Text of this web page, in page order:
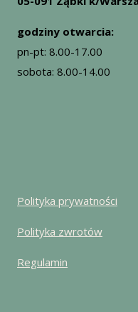
godziny otwarcia:
pn-pt: 8.00-17.00
sobota: 8.00-14.00
Polityka prywatności
Polityka zwrotów
Regulamin